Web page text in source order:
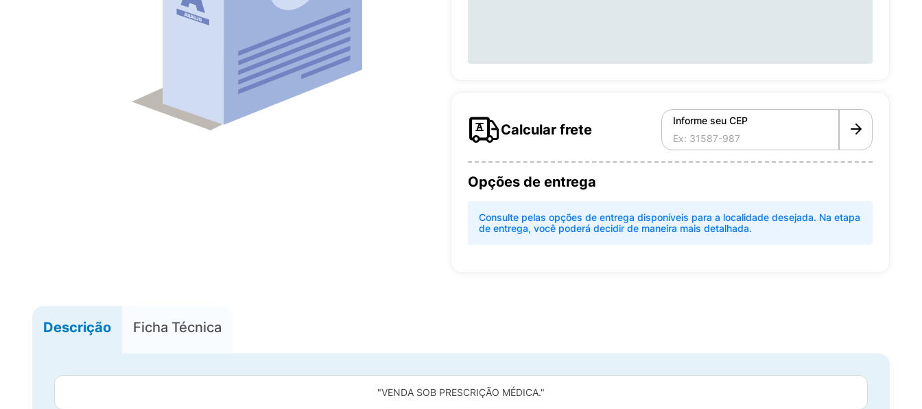
Calcular frete
Informe seu CEP
Opções de entrega
Consulte pelas opções de entrega disponíveis para a localidade desejada. Na etapa
de entrega, você poderá decidir de maneira mais detalhada.
Descrição Ficha Técnica
"VENDA SOB PRESCRIÇÃO MÉDICA."